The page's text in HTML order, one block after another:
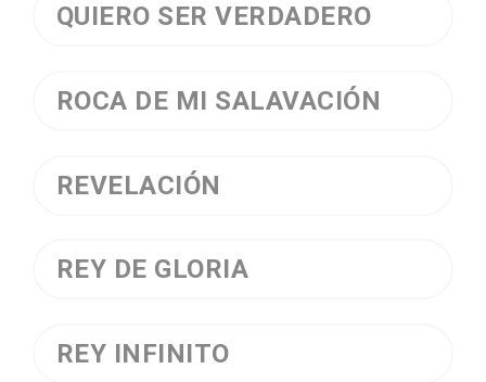
QUIERO SER VERDADERO
ROCA DE MI SALAVACIÓN
REVELACIÓN
REY DE GLORIA
REY INFINITO